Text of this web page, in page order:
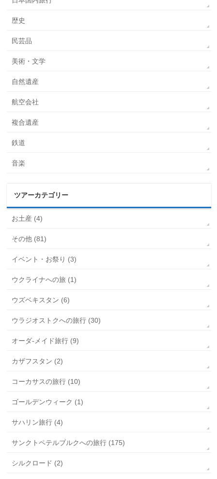
歴史
民芸品
美術・文学
自然遺産
航空会社
複合遺産
鉄道
音楽
ツアーカテゴリー
お土産 (4)
その他 (81)
イベント・お祭り (3)
ウクライナへの旅 (1)
ウズベキスタン (6)
ウラジオストクへの旅行 (30)
オーダ-メイド旅行 (9)
カザフスタン (2)
コーカサスの旅行 (10)
ゴールデンウィーク (1)
サハリン旅行 (4)
サンクトペテルブルクへの旅行 (175)
シルクロード (2)